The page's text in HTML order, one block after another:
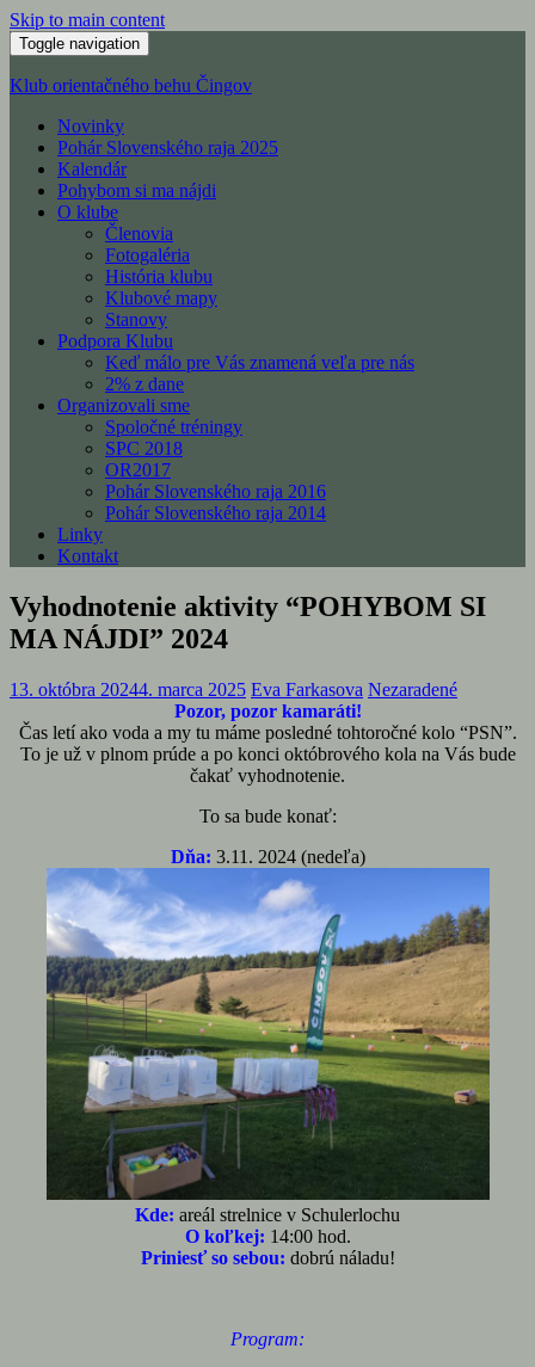
Skip to main content
Toggle navigation
Klub orientačného behu Čingov
Novinky
Pohár Slovenského raja 2025
Kalendár
Pohybom si ma nájdi
O klube
Členovia
Fotogaléria
História klubu
Klubové mapy
Stanovy
Podpora Klubu
Keď málo pre Vás znamená veľa pre nás
2% z dane
Organizovali sme
Spoločné tréningy
SPC 2018
OR2017
Pohár Slovenského raja 2016
Pohár Slovenského raja 2014
Linky
Kontakt
Vyhodnotenie aktivity “POHYBOM SI
MA NÁJDI” 2024
13. októbra 20244. marca 2025 Eva Farkasova Nezaradené
Pozor, pozor kamaráti!
Čas letí ako voda a my tu máme posledné tohtoročné kolo “PSN”.
To je už v plnom prúde a po konci októbrového kola na Vás bude
čakať vyhodnotenie.
To sa bude konať:
Dňa: 3.11. 2024 (nedeľa)
Kde: areál strelnice v Schulerlochu
O koľkej: 14:00 hod.
Priniesť so sebou: dobrú náladu!
Program: